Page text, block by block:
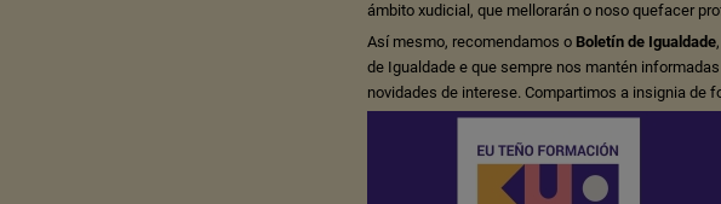
ámbito xudicial, que mellorarán o noso quefacer
Así mesmo, recomendamos o Boletín de Igualdade
de Igualdade e que sempre nos mantén
novidades de interese. Compartimos a insignia de